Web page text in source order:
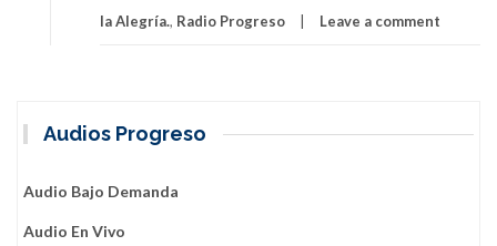
la Alegría., Radio Progreso Leave a comment
Audios Progreso
Audio Bajo Demanda
Audio En Vivo